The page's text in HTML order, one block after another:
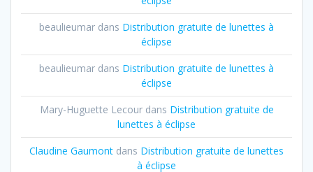
beaulieumar dans Distribution gratuite de lunettes à
éclipse
beaulieumar dans Distribution gratuite de lunettes à
éclipse
Mary-Huguette Lecourdans Distribution gratuite de
lunettes à éclipse
Claudine Gaumont dans Distribution gratuite de lunettes
à éclipse